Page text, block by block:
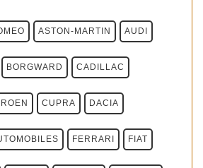
ASTON-MARTIN AUDI
BORGWARD CADILLAC
CUPRA DACIA
FERRARI FIAT